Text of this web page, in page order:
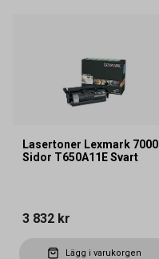
Lasertoner Lexmark 7000
Sidor T650A11E Svart
3 832 kr
Lägg i varukorgen